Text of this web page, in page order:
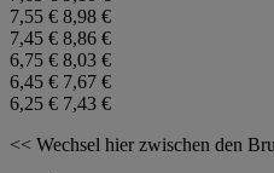
7,55 € 8,98 €
7,45 € 8,86 €
6,75 € 8,03 €
6,45 € 7,67 €
6,25 € 7,43 €
<< Wechsel hier zwischen den